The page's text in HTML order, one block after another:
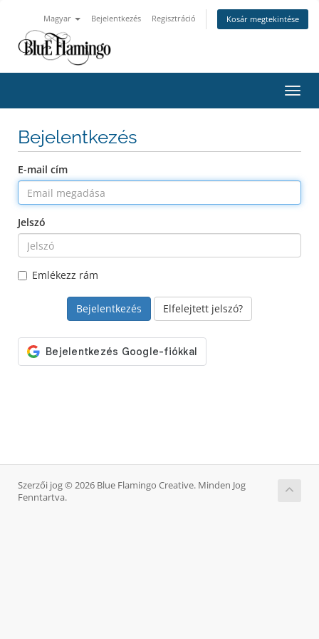
Magyar Bejelentkezés Regisztráció Kosár megtekintése
Bejelentkezés
E-mail cím
Jelszó
Emlékezz rám
Elfelejtett jelszó?
Szerzői jog © 2026 Blue Flamingo Creative. Minden Jog
Fenntartva.